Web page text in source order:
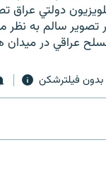
دولتي عراق
سالم به نظر
مسلح عراقي در
فیلترشکن